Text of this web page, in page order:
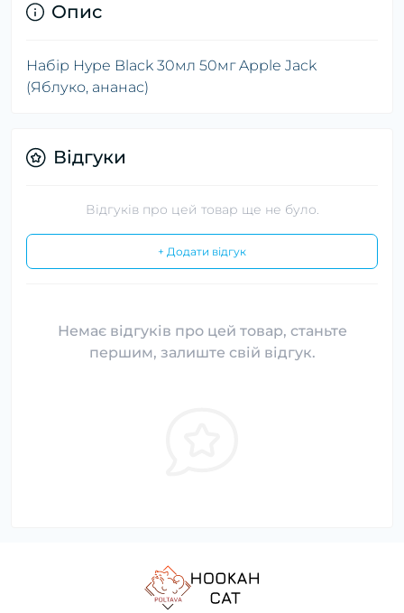
Опис
Набір Hype Black 30мл 50мг Apple Jack
(Яблуко, ананас)
Відгуки
Відгуків про цей товар ще не було.
+ Додати відгук
Немає відгуків про цей товар, станьте
першим, залиште свій відгук.